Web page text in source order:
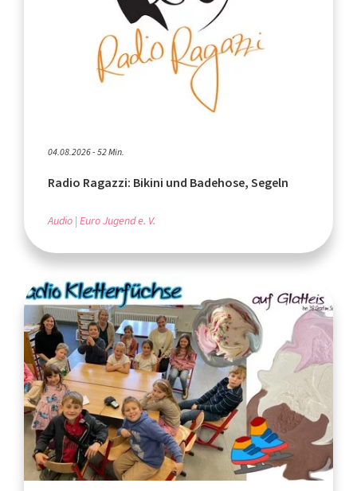
04.08.2026 - 52 Min.
Radio Ragazzi: Bikini und Badehose, Segeln
Audio Euro Jugend e. V.